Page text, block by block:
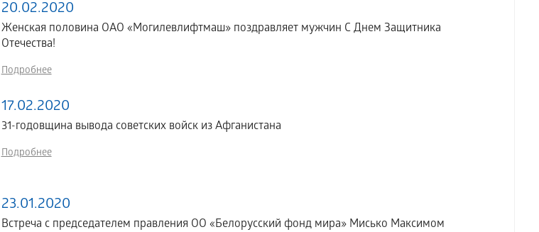
20.02.2020
Женская половина ОАО «Могилевлифтмаш» поздравляет мужчин С Днем Защитника
Отечества!
Подробнее
17.02.2020
31-годовщина вывода советских войск из Афганистана
Подробнее
23.01.2020
Встреча с председателем правления ОО «Белорусский фонд мира» Мисько Максимом